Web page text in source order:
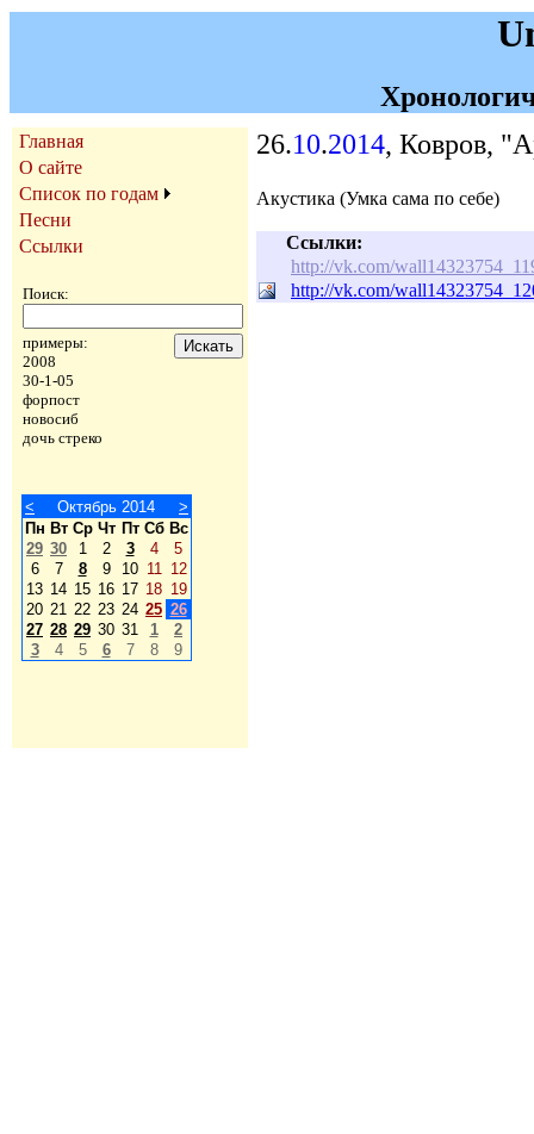
Главная
О сайте
Список по годам
Песни
Ссылки
Поиск:
примеры:
2008
30-1-05
форпост
новосиб
дочь стреко
< Октябрь 2014
>
Пн Вт Ср Чт Пт Сб Вс
29 30 1 2 3 4
5
6
7 8 9 10 11 12
13 14 15 16 17 18 19
20 21 22 23 24 25 26
27 28 29 30 31 1
2
3
4 5 6 7 8 9
26.10.2014, Ковров,
Акустика (Умка сама по себе)
Ссылки:
http://vk.com/
http://vk.com/